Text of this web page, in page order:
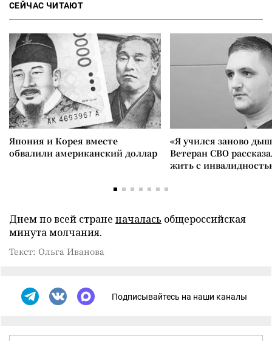
СЕЙЧАС ЧИТАЮТ
Япония и Корея вместе
обвалили американский доллар
«Я учился заново
Ветеран СВО
жить с
Днем по всей стране началась общероссийская
минута молчания.
Текст: Ольга Иванова
Подписывайтесь на наши каналы